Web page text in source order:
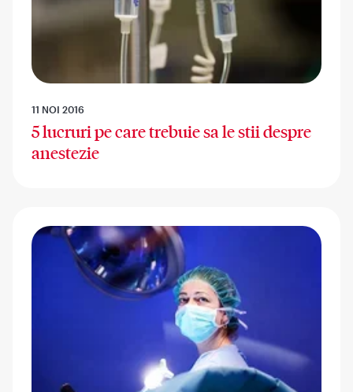
11 NOI 2016
5 lucruri pe care trebuie sa le stii despre
anestezie